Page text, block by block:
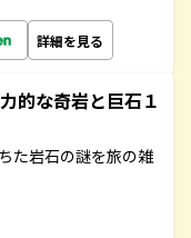
詳細を見る
的な奇岩と巨石１
た岩石の謎を旅の雑